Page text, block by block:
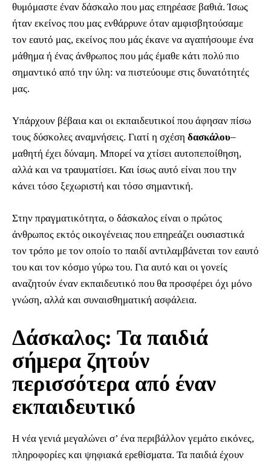
θυμόμαστε έναν δάσκαλο που μας επηρέασε βαθιά. Ίσως
ήταν εκείνος που μας ενθάρρυνε όταν αμφισβητούσαμε
τον εαυτό μας, εκείνος που μάς έκανε να αγαπήσουμε ένα
μάθημα ή ένας άνθρωπος που μάς έμαθε κάτι πολύ πιο
σημαντικό από την ύλη: να πιστεύουμε στις δυνατότητές
μας.
Υπάρχουν βέβαια και οι εκπαιδευτικοί που άφησαν πίσω
τους δύσκολες αναμνήσεις. Γιατί η σχέση δασκάλου–
μαθητή έχει δύναμη. Μπορεί να χτίσει αυτοπεποίθηση,
αλλά και να τραυματίσει. Και ίσως αυτό είναι που την
κάνει τόσο ξεχωριστή και τόσο σημαντική.
Στην πραγματικότητα, ο δάσκαλος είναι ο πρώτος
άνθρωπος εκτός οικογένειας που επηρεάζει ουσιαστικά
τον τρόπο με τον οποίο το παιδί αντιλαμβάνεται τον εαυτό
του και τον κόσμο γύρω του. Για αυτό και οι γονείς
αναζητούν έναν εκπαιδευτικό που θα προσφέρει όχι μόνο
γνώση, αλλά και συναισθηματική ασφάλεια.
Δάσκαλος: Τα παιδιά
σήμερα ζητούν
περισσότερα από έναν
εκπαιδευτικό
Η νέα γενιά μεγαλώνει σ’ ένα περιβάλλον γεμάτο εικόνες,
πληροφορίες και ψηφιακά ερεθίσματα. Τα παιδιά έχουν